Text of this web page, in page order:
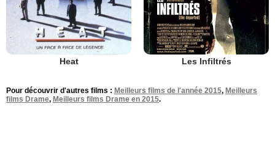
Heat Les Infiltrés
Pour découvrir d'autres films : Meilleurs films de l'année 2015, Meilleurs
films Drame, Meilleurs films Drame en 2015.